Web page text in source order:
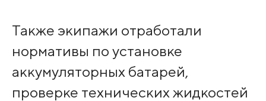
Также экипажи отработали
нормативы по установке
аккумуляторных батарей,
проверке технических жидкостей